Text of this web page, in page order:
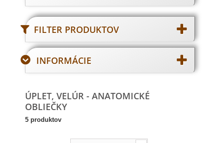
FILTER PRODUKTOV
INFORMÁCIE
ÚPLET, VELÚR - ANATOMICKÉ
OBLIEČKY
5 produktov